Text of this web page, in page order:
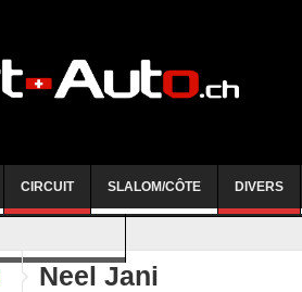
CIRCUIT SLALOM/CÔTE DIVERS
Neel Jani